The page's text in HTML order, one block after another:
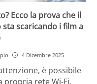
Ecco la prova che il
scaricando i film a
4 Dicembre 2025
è possibile
propria rete Wi-Fi,